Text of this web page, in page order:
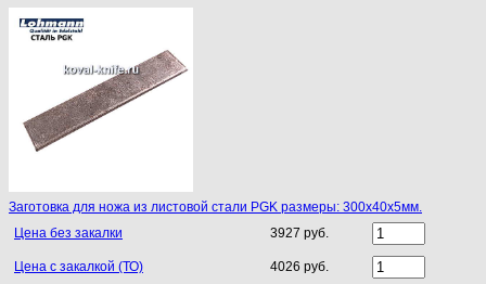
Заготовка для ножа из листовой стали PGK размеры: 300х40х5мм.
Цена без закалки
3927 руб.
Цена с закалкой (ТО) 4026 руб.